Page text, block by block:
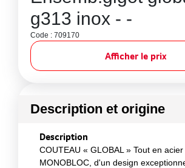
g313 inox - -
Code : 709170
Afficher le prix
Description et origine
Description
COUTEAU « GLOBAL » Tout en
MONOBLOC, d'un design